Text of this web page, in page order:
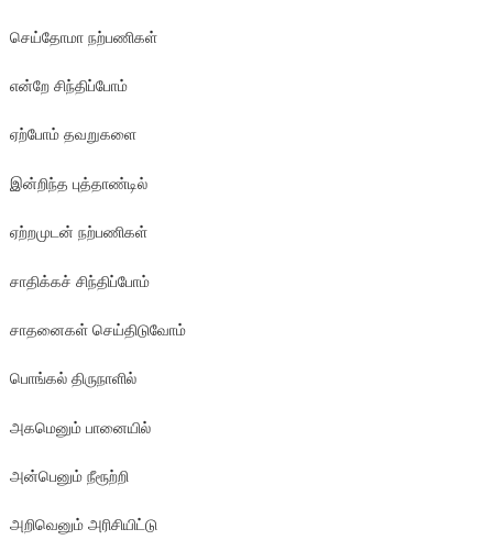
செய்தோமா நற்பணிகள்
என்றே சிந்திப்போம்
ஏற்போம் தவறுகளை
இன்றிந்த புத்தாண்டில்
ஏற்றமுடன் நற்பணிகள்
சாதிக்கச் சிந்திப்போம்
சாதனைகள் செய்திடுவோம்
பொங்கல் திருநாளில்
அகமெனும் பானையில்
அன்பெனும் நீரூற்றி
அறிவெனும் அரிசியிட்டு